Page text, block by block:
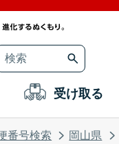
受け取る
番号検索 岡山県